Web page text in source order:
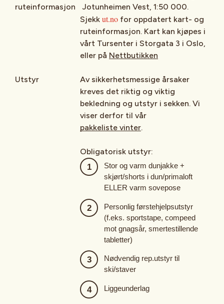
ruteinformasjon
Jotunheimen Vest, 1:50 000.
Sjekk ut.no for oppdatert kart- og
ruteinformasjon. Kart kan kjøpes i
vårt Tursenter i Storgata 3 i Oslo,
eller på Nettbutikken
Utstyr
Av sikkerhetsmessige årsaker
kreves det riktig og viktig
bekledning og utstyr i sekken. Vi
viser derfor til vår
pakkeliste vinter.
Obligatorisk utstyr:
Stor og varm dunjakke +
skjørt/shorts i dun/primaloft
ELLER varm sovepose
Personlig førstehjelpsutstyr
(f.eks. sportstape, compeed
mot gnagsår, smertestillende
tabletter)
Nødvendig rep.utstyr til
ski/staver
Liggeunderlag